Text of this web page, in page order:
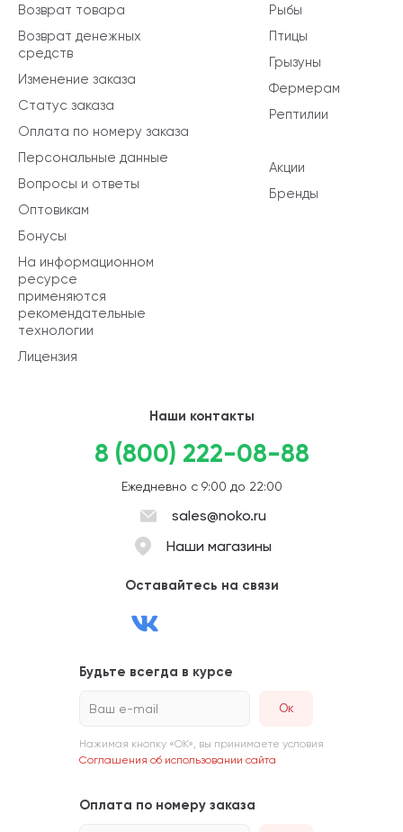
Рыбы
Птицы
Грызуны
Фермерам
Рептилии
Акции
Бренды
Возврат товара
Возврат денежных
средств
Изменение заказа
Статус заказа
Оплата по номеру заказа
Персональные данные
Вопросы и ответы
Оптовикам
Бонусы
На информационном
ресурсе
применяются
рекомендательные
технологии
Лицензия
Наши контакты
8 (800) 222-08-88
Ежедневно с 9:00 до 22:00
sales@noko.ru
Наши магазины
Оставайтесь на связи
Будьте всегда в курсе
Ваш e-mail
Нажимая кнопку «ОК», вы принимаете условия
Соглашения об использовании сайта
Оплата по номеру заказа